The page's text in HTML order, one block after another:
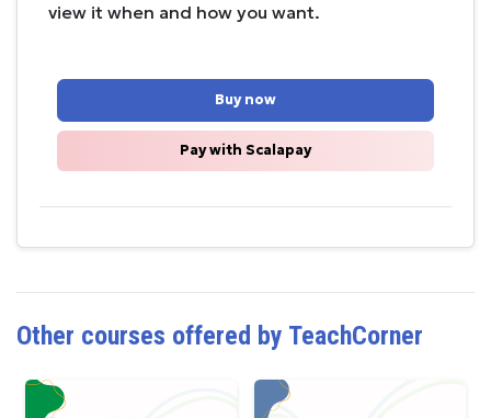
view it when and how you want.
Buy now
Pay with Scalapay
Other courses offered by TeachCorner